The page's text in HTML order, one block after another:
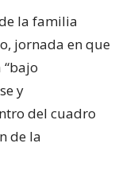
la familia
jornada en que
y
del cuadro
de la